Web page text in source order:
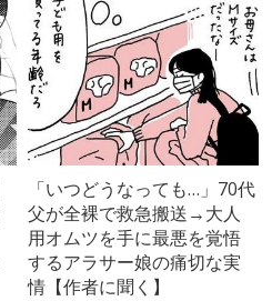
「いつどうなっても…」70代
父が全裸で救急搬送→大人
用オムツを手に最悪を覚悟
するアラサー娘の痛切な実
情【作者に聞く】